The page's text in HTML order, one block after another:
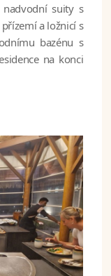
suity s
a ložnicí s
bazénu s
na konci